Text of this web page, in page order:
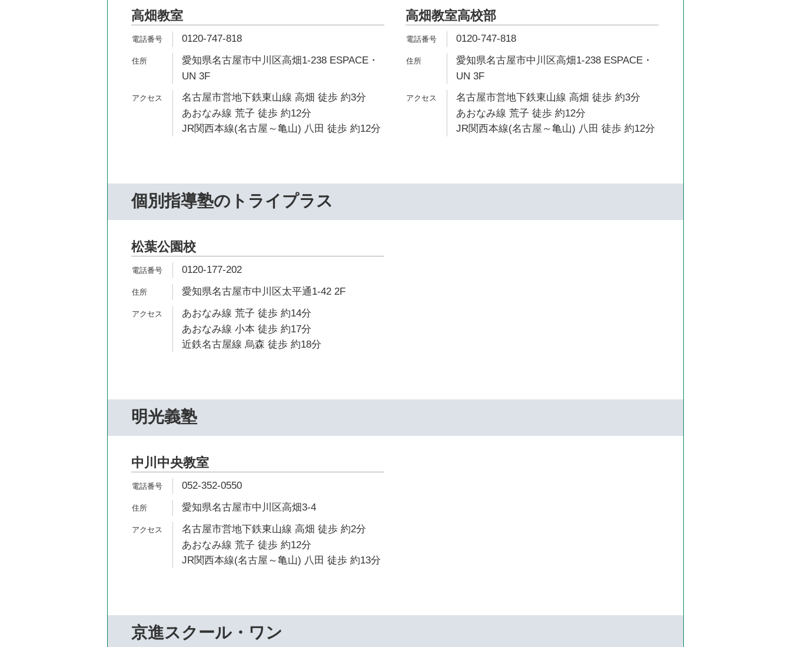
高畑教室
0120-747-818
愛知県名古屋市中川区高畑1-238 ESPACE・
UN 3F
名古屋市営地下鉄東山線 高畑 徒歩 約3分
あおなみ線 荒子 徒歩 約12分
JR関西本線(名古屋～亀山) 八田 徒歩 約12分
高畑教室高校部
0120-747-818
愛知県名古屋市中川区高畑1-238 ESPACE・
UN 3F
名古屋市営地下鉄東山線 高畑 徒歩 約3分
あおなみ線 荒子 徒歩 約12分
JR関西本線(名古屋～亀山) 八田 徒歩 約12分
個別指導塾のトライプラス
松葉公園校
0120-177-202
愛知県名古屋市中川区太平通1-42 2F
あおなみ線 荒子 徒歩 約14分
あおなみ線 小本 徒歩 約17分
近鉄名古屋線 烏森 徒歩 約18分
明光義塾
中川中央教室
052-352-0550
愛知県名古屋市中川区高畑3-4
名古屋市営地下鉄東山線 高畑 徒歩 約2分
あおなみ線 荒子 徒歩 約12分
JR関西本線(名古屋～亀山) 八田 徒歩 約13分
京進スクール・ワン